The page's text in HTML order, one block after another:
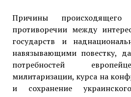
Причины
противоречии между
государств и
навязывающими повестку,
потребностей
милитаризации, курса на
и сохранение